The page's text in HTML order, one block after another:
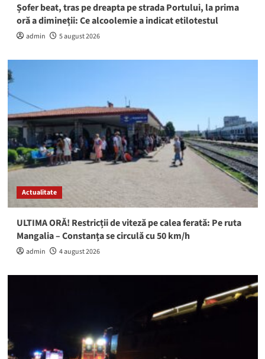
Șofer beat, tras pe dreapta pe strada Portului, la prima
oră a dimineții: Ce alcoolemie a indicat etilotestul
admin 5 august 2026
Actualitate
ULTIMA ORĂ! Restricții de viteză pe calea ferată: Pe ruta
Mangalia – Constanța se circulă cu 50 km/h
admin 4 august 2026